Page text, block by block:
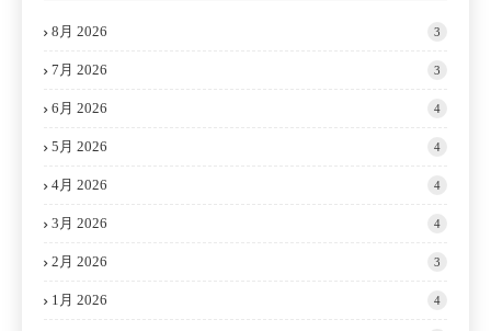
8月 2026 3
7月 2026 3
6月 2026 4
5月 2026 4
4月 2026 4
3月 2026 4
2月 2026 3
1月 2026 4